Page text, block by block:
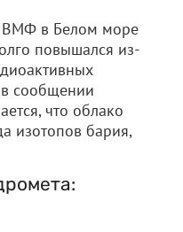
ВМФ в Белом море
повышался из-
в сообщении
что облако
изотопов бария,